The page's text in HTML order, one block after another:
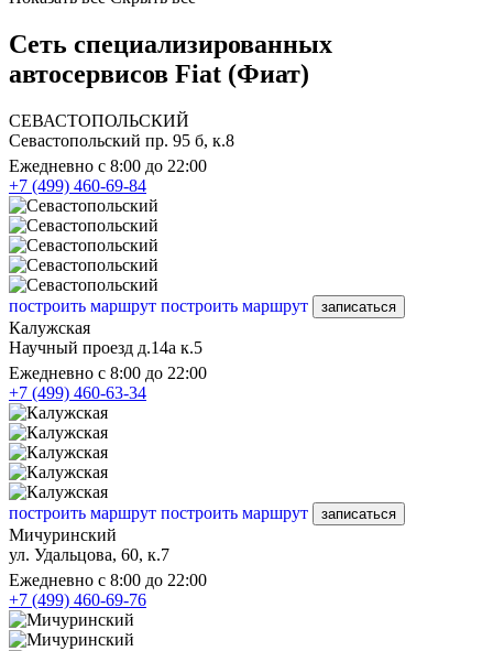
Сеть специализированных
автосервисов Fiat (Фиат)
СЕВАСТОПОЛЬСКИЙ
Севастопольский пр. 95 б, к.8
Ежедневно с 8:00 до 22:00
+7 (499) 460-69-84
построить маршрут построить маршрут записаться
Калужская
Научный проезд д.14а к.5
Ежедневно с 8:00 до 22:00
+7 (499) 460-63-34
построить маршрут построить маршрут записаться
Мичуринский
ул. Удальцова, 60, к.7
Ежедневно с 8:00 до 22:00
+7 (499) 460-69-76